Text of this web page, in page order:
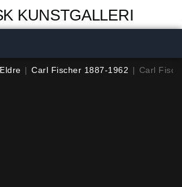
KUNSTGALLERI
| Carl Fischer 1887-1962 | Carl